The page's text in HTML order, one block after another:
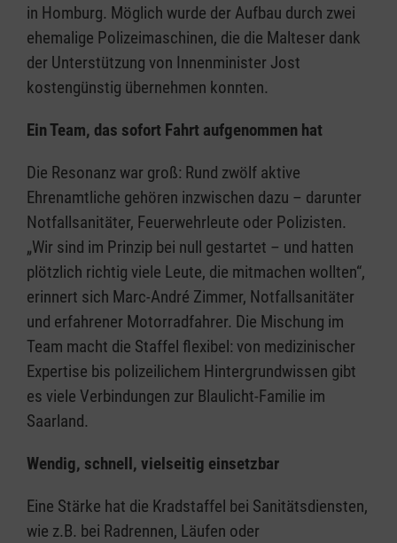
in Homburg. Möglich wurde der Aufbau durch zwei
ehemalige Polizeimaschinen, die die Malteser dank
der Unterstützung von Innenminister Jost
kostengünstig übernehmen konnten.
Ein Team, das sofort Fahrt aufgenommen hat
Die Resonanz war groß: Rund zwölf aktive
Ehrenamtliche gehören inzwischen dazu – darunter
Notfallsanitäter, Feuerwehrleute oder Polizisten.
„Wir sind im Prinzip bei null gestartet – und hatten
plötzlich richtig viele Leute, die mitmachen wollten“,
erinnert sich Marc-André Zimmer, Notfallsanitäter
und erfahrener Motorradfahrer. Die Mischung im
Team macht die Staffel flexibel: von medizinischer
Expertise bis polizeilichem Hintergrundwissen gibt
es viele Verbindungen zur Blaulicht-Familie im
Saarland.
Wendig, schnell, vielseitig einsetzbar
Eine Stärke hat die Kradstaffel bei Sanitätsdiensten,
wie z.B. bei Radrennen, Läufen oder